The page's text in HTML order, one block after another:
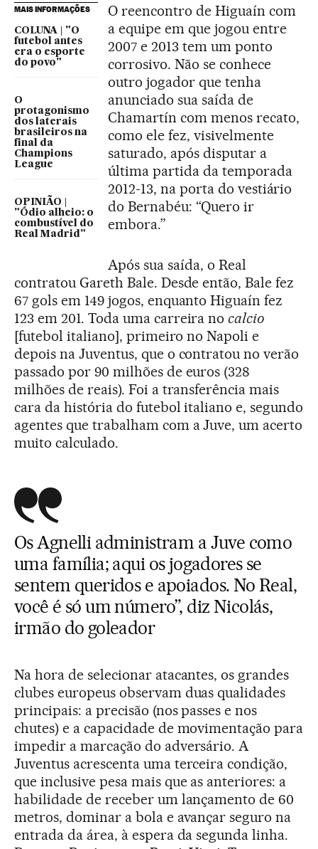
MAIS INFORMAÇÕES
COLUNA | "O
futebol antes
era o esporte
do povo"
O
protagonismo
dos laterais
brasileiros na
final da
Champions
League
OPINIÃO |
"Ódio alheio: o
combustível do
Real Madrid"
O reencontro de Higuaín com
a equipe em que jogou entre
2007 e 2013 tem um ponto
corrosivo. Não se conhece
outro jogador que tenha
anunciado sua saída de
Chamartín com menos recato,
como ele fez, visivelmente
saturado, após disputar a
última partida da temporada
2012-13, na porta do vestiário
do Bernabéu: “Quero ir
embora.”
Após sua saída, o Real
contratou Gareth Bale. Desde então, Bale fez
67 gols em 149 jogos, enquanto Higuaín fez
123 em 201. Toda uma carreira nocalcio
[futebol italiano], primeiro no Napoli e
depois na Juventus, que o contratou no verão
passado por 90 milhões de euros (328
milhões de reais). Foi a transferência mais
cara da história do futebol italiano e, segundo
agentes que trabalham com a Juve, um acerto
muito calculado.
Os Agnelli administram a Juve como
uma família; aqui os jogadores se
sentem queridos e apoiados. No Real,
você é só um número”, diz Nicolás,
irmão do goleador
Na hora de selecionar atacantes, os grandes
clubes europeus observam duas qualidades
principais: a precisão (nos passes e nos
chutes) e a capacidade de movimentação para
impedir a marcação do adversário. A
Juventus acrescenta uma terceira condição,
que inclusive pesa mais que as anteriores: a
habilidade de receber um lançamento de 60
metros, dominar a bola e avançar seguro na
entrada da área, à espera da segunda linha.